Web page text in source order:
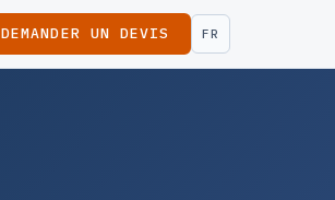
DEMANDER UN DEVIS FR